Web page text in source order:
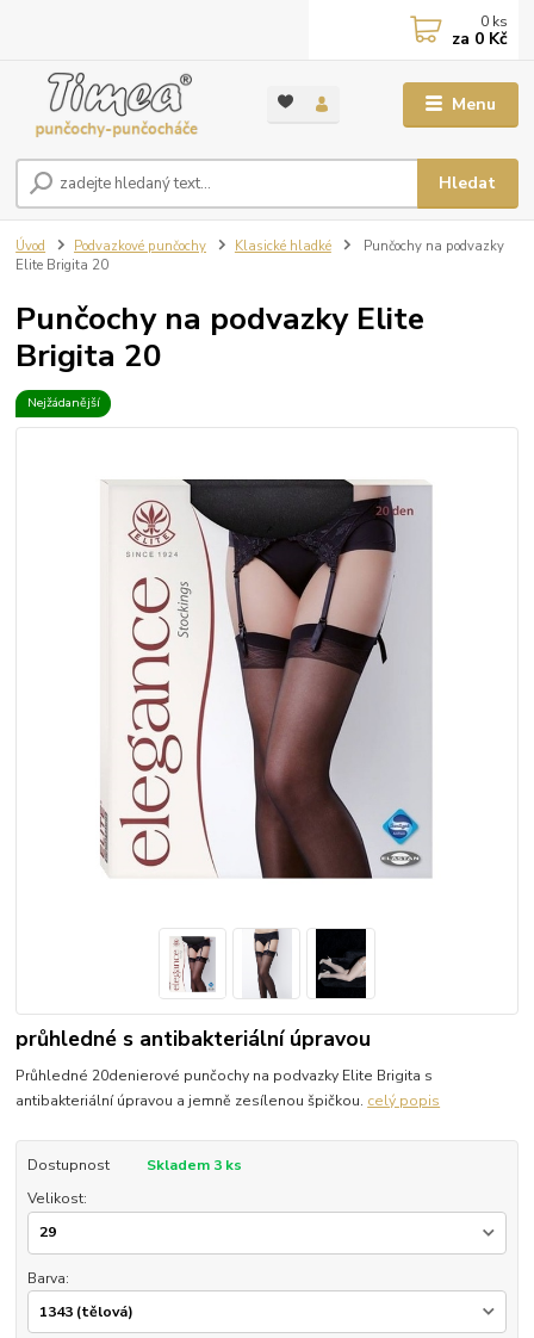
Menu
Hledat
0 ks
za 0 Kč
Úvod Podvazkové punčochy Klasické hladké
Punčochy na podvazky
Elite Brigita 20
Punčochy na podvazky Elite
Brigita 20
Nejžádanější
průhledné s antibakteriální úpravou
Průhledné 20denierové punčochy na podvazky Elite Brigita s
antibakteriální úpravou a jemně zesílenou špičkou. celý popis
Dostupnost
Skladem 3 ks
Velikost:
Barva: